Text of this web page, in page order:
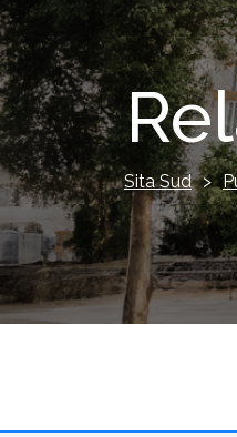
Sita Sud >